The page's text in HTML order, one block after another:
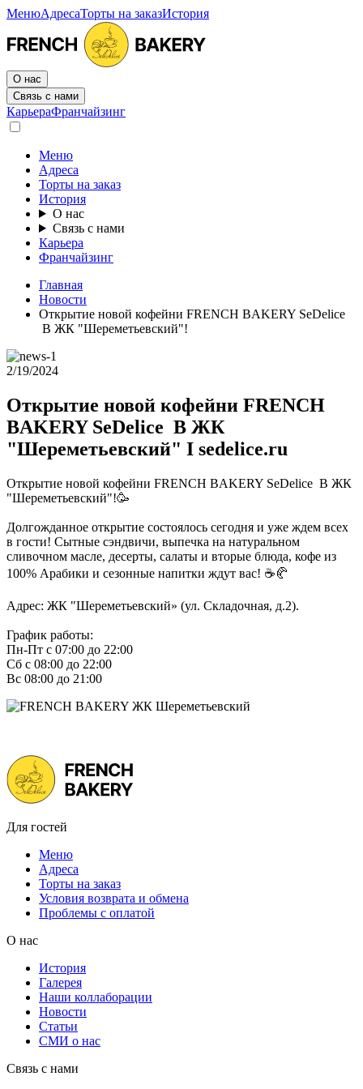
МенюАдресаТорты на заказИстория
О нас
Связь с нами
КарьераФранчайзинг
Меню
Адреса
Торты на заказ
История
О нас
Связь с нами
Карьера
Франчайзинг
Главная
Новости
Открытие новой кофейни FRENCH BAKERY SeDelice
В ЖК "Шереметьевский"!
2/19/2024
Открытие новой кофейни FRENCH
BAKERY SeDelice В ЖК
"Шереметьевский" I sedelice.ru
Открытие новой кофейни FRENCH BAKERY SeDelice В ЖК
"Шереметьевский"!🥳
Долгожданное открытие состоялось сегодня и уже ждем всех
в гости! Сытные сэндвичи, выпечка на натуральном
сливочном масле, десерты, салаты и вторые блюда, кофе из
100% Арабики и сезонные напитки ждут вас! ☕️🥐
Адрес: ЖК "Шереметьевский» (ул. Складочная, д.2).
График работы:
Пн-Пт с 07:00 до 22:00
Сб с 08:00 до 22:00
Вс 08:00 до 21:00
Для гостей
Меню
Адреса
Торты на заказ
Условия возврата и обмена
Проблемы с оплатой
О нас
История
Галерея
Наши коллаборации
Новости
Статьи
СМИ о нас
Связь с нами